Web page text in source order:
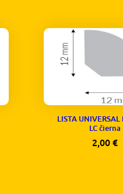
LISTA UNIVERSAL
LC čierna
2,00 €